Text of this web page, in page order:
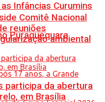
Infâncias Curumins
Puraquequara
Comitê Nacional
reuniões
ambiental
participa da abertura
em Brasília